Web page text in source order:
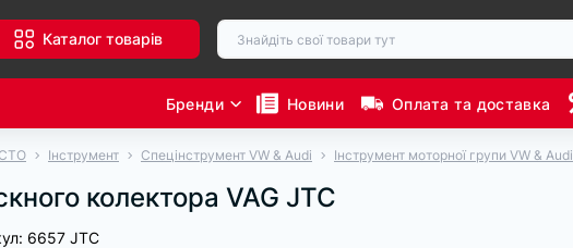
Каталог товарів
Бренди Новини Оплата та доставка
Інструмент Спецінструмент VW & Audi Інструмент моторної групи VW & Audi
колектора VAG JTC
6657 JTC